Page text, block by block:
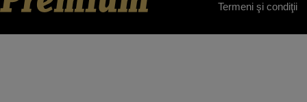
Termeni şi condiţii